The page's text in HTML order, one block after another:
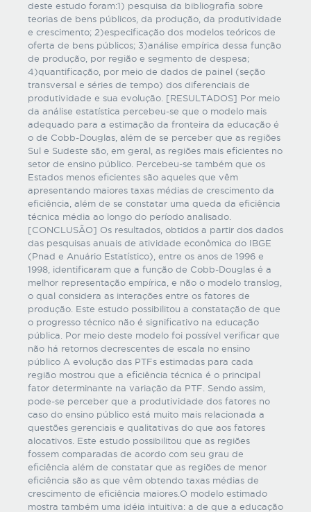
deste estudo foram:1) pesquisa da bibliografia sobre
teorias de bens públicos, da produção, da produtividade
e crescimento; 2)especificação dos modelos teóricos de
oferta de bens públicos; 3)análise empírica dessa função
de produção, por região e segmento de despesa;
4)quantificação, por meio de dados de painel (seção
transversal e séries de tempo) dos diferenciais de
produtividade e sua evolução. [RESULTADOS] Por meio
da análise estatística percebeu-se que o modelo mais
adequado para a estimação da fronteira da educação é
o de Cobb-Douglas, além de se perceber que as regiões
Sul e Sudeste são, em geral, as regiões mais eficientes no
setor de ensino público. Percebeu-se também que os
Estados menos eficientes são aqueles que vêm
apresentando maiores taxas médias de crescimento da
eficiência, além de se constatar uma queda da eficiência
técnica média ao longo do período analisado.
[CONCLUSÃO] Os resultados, obtidos a partir dos dados
das pesquisas anuais de atividade econômica do IBGE
(Pnad e Anuário Estatístico), entre os anos de 1996 e
1998, identificaram que a função de Cobb-Douglas é a
melhor representação empírica, e não o modelo translog,
o qual considera as interações entre os fatores de
produção. Este estudo possibilitou a constatação de que
o progresso técnico não é significativo na educação
pública. Por meio deste modelo foi possível verificar que
não há retornos decrescentes de escala no ensino
público A evolução das PTFs estimadas para cada
região mostrou que a eficiência técnica é o principal
fator determinante na variação da PTF. Sendo assim,
pode-se perceber que a produtividade dos fatores no
caso do ensino público está muito mais relacionada a
questões gerenciais e qualitativas do que aos fatores
alocativos. Este estudo possibilitou que as regiões
fossem comparadas de acordo com seu grau de
eficiência além de constatar que as regiões de menor
eficiência são as que vêm obtendo taxas médias de
crescimento de eficiência maiores.O modelo estimado
mostra também uma idéia intuitiva: a de que a educação